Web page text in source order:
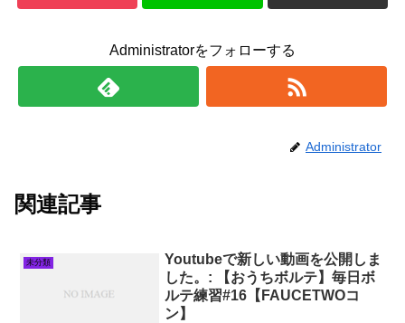
Administratorをフォローする
Administrator
関連記事
未分類
Youtubeで新しい動画を公開しま
した。: 【おうちボルテ】毎日ボ
ルテ練習#16【FAUCETWOコ
ン】